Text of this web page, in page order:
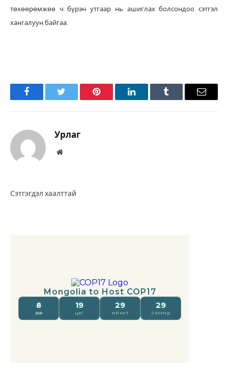
төхөөрөмжөө ч бүрэн утгаар нь ашиглах болсондоо сэтгэл
хангалуун байгаа.
FacebookTwitter Pinterest LinkedInTumblr Имэйл
Урлаг
Вэбсайт
Сэтгэгдэл хаалттай